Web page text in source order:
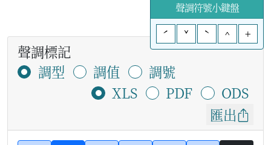
聲調符號小鍵盤
ˊ
ˇ ˋ ^ +
聲調標記
調型
調值
調號
XLS
PDF
ODS
匯出